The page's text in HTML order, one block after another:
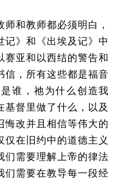
和教师都必须明白，
记》和《出埃及记》中
赛亚和以西结的警告和
信，所有这些都是福音
谁，祂为什么创造我
督里做了什么，以及
悔改并且相信等伟大的
在旧约中的道德主义
们需要理解上帝的律法
们需要在教导每一段经